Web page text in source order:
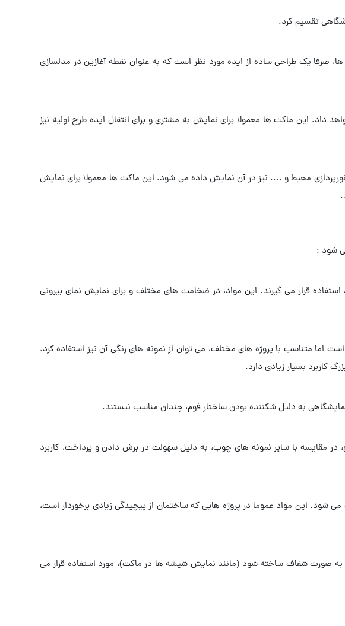
تقسیم کرد.
یک طراحی ساده از ایده مورد نظر است که به عنوان نقطه آغازین در مدلسازی
این ماکت ها معمولا برای نمایش به مشتری و برای انتقال ایده طرح اولیه نیز
محیط و .... نیز در آن نمایش داده می شود. این ماکت ها معمولا برای نمایش
شود :
قرار می گیرند. این مواد، در ضخامت های مختلف و برای نمایش نمای بیرونی
متناسب با پروژه های مختلف، می توان از نمونه های رنگی آن نیز استفاده کرد.
کاربرد بسیار زیادی دارد.
به دلیل شکننده بودن ساختار فوم، چندان مناسب نیستند.
مقایسه با سایر نمونه های چوب، به دلیل سهولت در برش دادن و پرداخت، کاربرد
شود. این مواد عموما در پروژه هایی که ساختمان از پیچیدگی زیادی برخوردار است،
صورت شفاف ساخته شود (مانند نمایش شیشه ها در ماکت)، مورد استفاده قرار می